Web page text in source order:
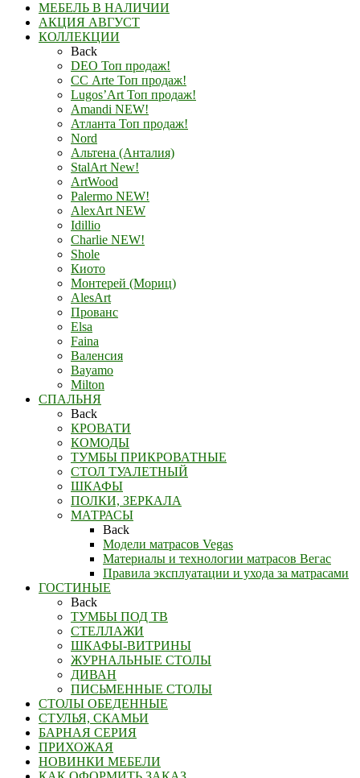
МЕБЕЛЬ В НАЛИЧИИ
АКЦИЯ АВГУСТ
КОЛЛЕКЦИИ
Back
DEO Топ продаж!
СС Arte Топ продаж!
Lugos’Art Топ продаж!
Amandi NEW!
Атланта Топ продаж!
Nord
Альтена (Анталия)
StalArt New!
ArtWood
Palermo NEW!
AlexArt NEW
Idillio
Charlie NEW!
Shole
Киото
Монтерей (Мориц)
AlesArt
Прованс
Elsa
Faina
Валенсия
Bayamo
Milton
СПАЛЬНЯ
Back
КРОВАТИ
КОМОДЫ
ТУМБЫ ПРИКРОВАТНЫЕ
СТОЛ ТУАЛЕТНЫЙ
ШКАФЫ
ПОЛКИ, ЗЕРКАЛА
МАТРАСЫ
Back
Модели матрасов Vegas
Материалы и технологии матрасов Вегас
Правила эксплуатации и ухода за матрасами
ГОСТИНЫЕ
Back
ТУМБЫ ПОД ТВ
СТЕЛЛАЖИ
ШКАФЫ-ВИТРИНЫ
ЖУРНАЛЬНЫЕ СТОЛЫ
ДИВАН
ПИСЬМЕННЫЕ СТОЛЫ
СТОЛЫ ОБЕДЕННЫЕ
СТУЛЬЯ, СКАМЬИ
БАРНАЯ СЕРИЯ
ПРИХОЖАЯ
НОВИНКИ МЕБЕЛИ